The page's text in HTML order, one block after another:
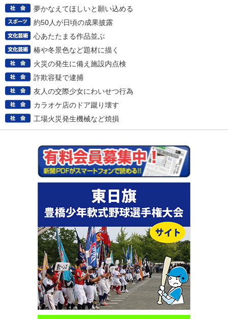
夢かなえてほしいと願い込める
約50人が日頃の成果披露
心あたたまる作品並ぶ
椿や冬景色など題材に描く
火災の発生に備え施設内点検
詐欺容疑で逮捕
友人の交際少女にわいせつ行為
カラオケ店のドア蹴り壊す
工場火災発生機械など焼損